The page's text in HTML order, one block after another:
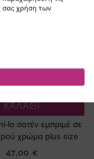
ΚΑΛΑΘΙ
lo σατέν εμπριμέ σε
χρώμα plus size
47,00 €
σας χρήση των